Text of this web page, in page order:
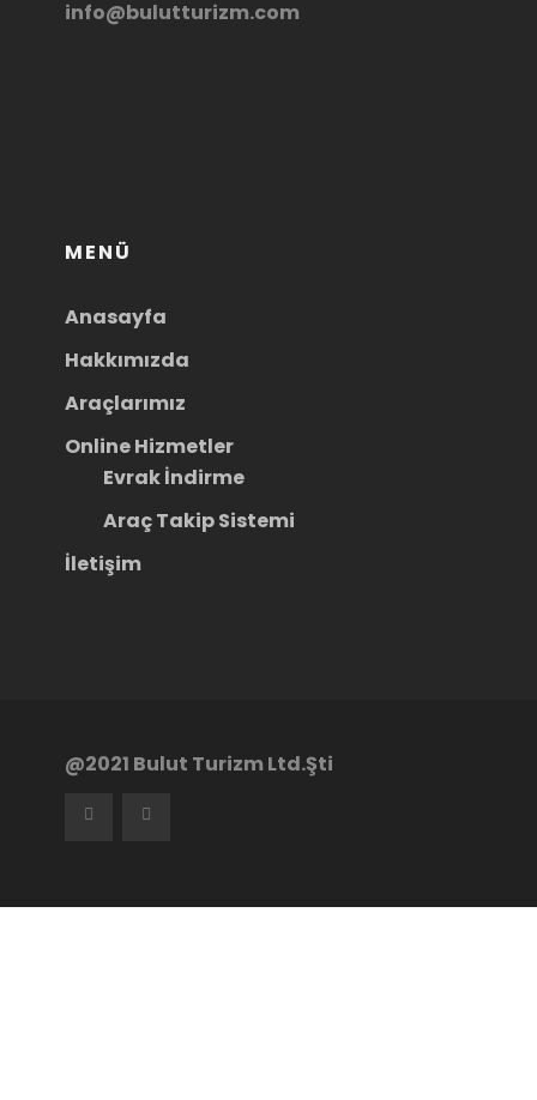
info@bulutturizm.com
MENÜ
Anasayfa
Hakkımızda
Araçlarımız
Online Hizmetler
Evrak İndirme
Araç Takip Sistemi
İletişim
@2021 Bulut Turizm Ltd.Şti